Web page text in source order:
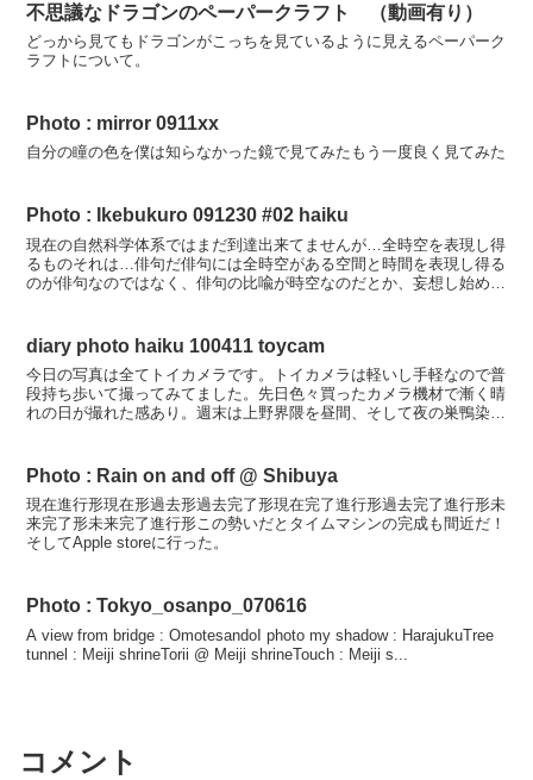
不思議なドラゴンのペーパークラフト （動画有り）
どっから見てもドラゴンがこっちを見ているように見えるペーパーク
ラフトについて。
Photo : mirror 0911xx
自分の瞳の色を僕は知らなかった鏡で見てみたもう一度良く見てみた
Photo : Ikebukuro 091230 #02 haiku
現在の自然科学体系ではまだ到達出来てませんが…全時空を表現し得
るものそれは…俳句だ俳句には全時空がある空間と時間を表現し得る
のが俳句なのではなく、俳句の比喩が時空なのだとか、妄想し始める
diary photo haiku 100411 toycam
今日の写真は全てトイカメラです。トイカメラは軽いし手軽なので普
段持ち歩いて撮ってみてました。先日色々買ったカメラ機材で漸く晴
れの日が撮れた感あり。週末は上野界隈を昼間、そして夜の巣鴨染井
Photo : Rain on and off @ Shibuya
現在進行形現在形過去形過去完了形現在完了進行形過去完了進行形未
来完了形未来完了進行形この勢いだとタイムマシンの完成も間近だ！
そしてApple storeに行った。
Photo : Tokyo_osanpo_070616
A view from bridge : OmotesandoI photo my shadow : HarajukuTree
tunnel : Meiji shrineTorii @ Meiji shrineTouch : Meiji s...
コメント